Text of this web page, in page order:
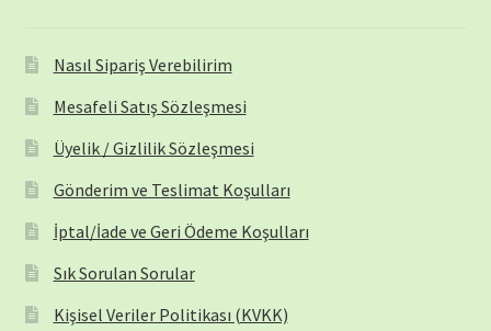
Nasıl Sipariş Verebilirim
Mesafeli Satış Sözleşmesi
Üyelik / Gizlilik Sözleşmesi
Gönderim ve Teslimat Koşulları
İptal/İade ve Geri Ödeme Koşulları
Sık Sorulan Sorular
Kişisel Veriler Politikası (KVKK)